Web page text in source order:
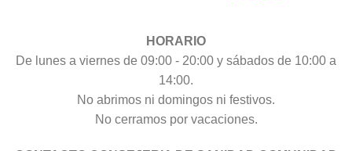
HORARIO
De lunes a viernes de 09:00 - 20:00 y sábados de 10:00 a
14:00.
No abrimos ni domingos ni festivos.
No cerramos por vacaciones.